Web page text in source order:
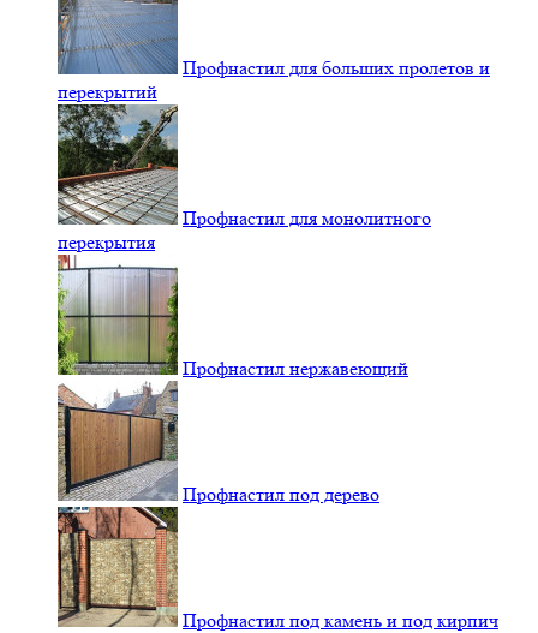
Профнастил для больших пролетов и
перекрытий
Профнастил для монолитного
перекрытия
Профнастил нержавеющий
Профнастил под дерево
Профнастил под камень и под кирпич